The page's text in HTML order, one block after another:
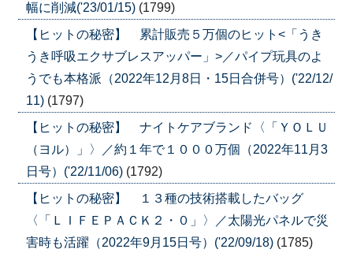
幅に削減('23/01/15) (1799)
【ヒットの秘密】 累計販売５万個のヒット<「うき
うき呼吸エクサブレスアッパー」>／パイプ玩具のよ
うでも本格派（2022年12月8日・15日合併号）('22/12/
11) (1797)
【ヒットの秘密】 ナイトケアブランド〈「ＹＯＬＵ
（ヨル）」〉／約１年で１０００万個（2022年11月3
日号）('22/11/06) (1792)
【ヒットの秘密】 １３種の技術搭載したバッグ
〈「ＬＩＦＥＰＡＣＫ２・０」〉／太陽光パネルで災
害時も活躍（2022年9月15日号）('22/09/18) (1785)